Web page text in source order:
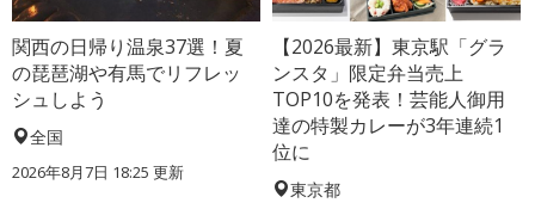
関西の日帰り温泉37選！夏
の琵琶湖や有馬でリフレッ
シュしよう
全国
2026年8月7日 18:25 更新
【2026最新】東京駅「グラ
ンスタ」限定弁当売上
TOP10を発表！芸能人御用
達の特製カレーが3年連続1
位に
東京都